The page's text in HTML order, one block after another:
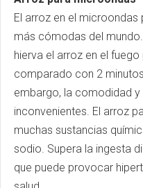
El arroz en el
más cómodas del
hierva el arroz en el
comparado con 2
embargo, la comodidad y
inconvenientes. El arroz
muchas sustancias
sodio. Supera la ingesta
que puede provocar